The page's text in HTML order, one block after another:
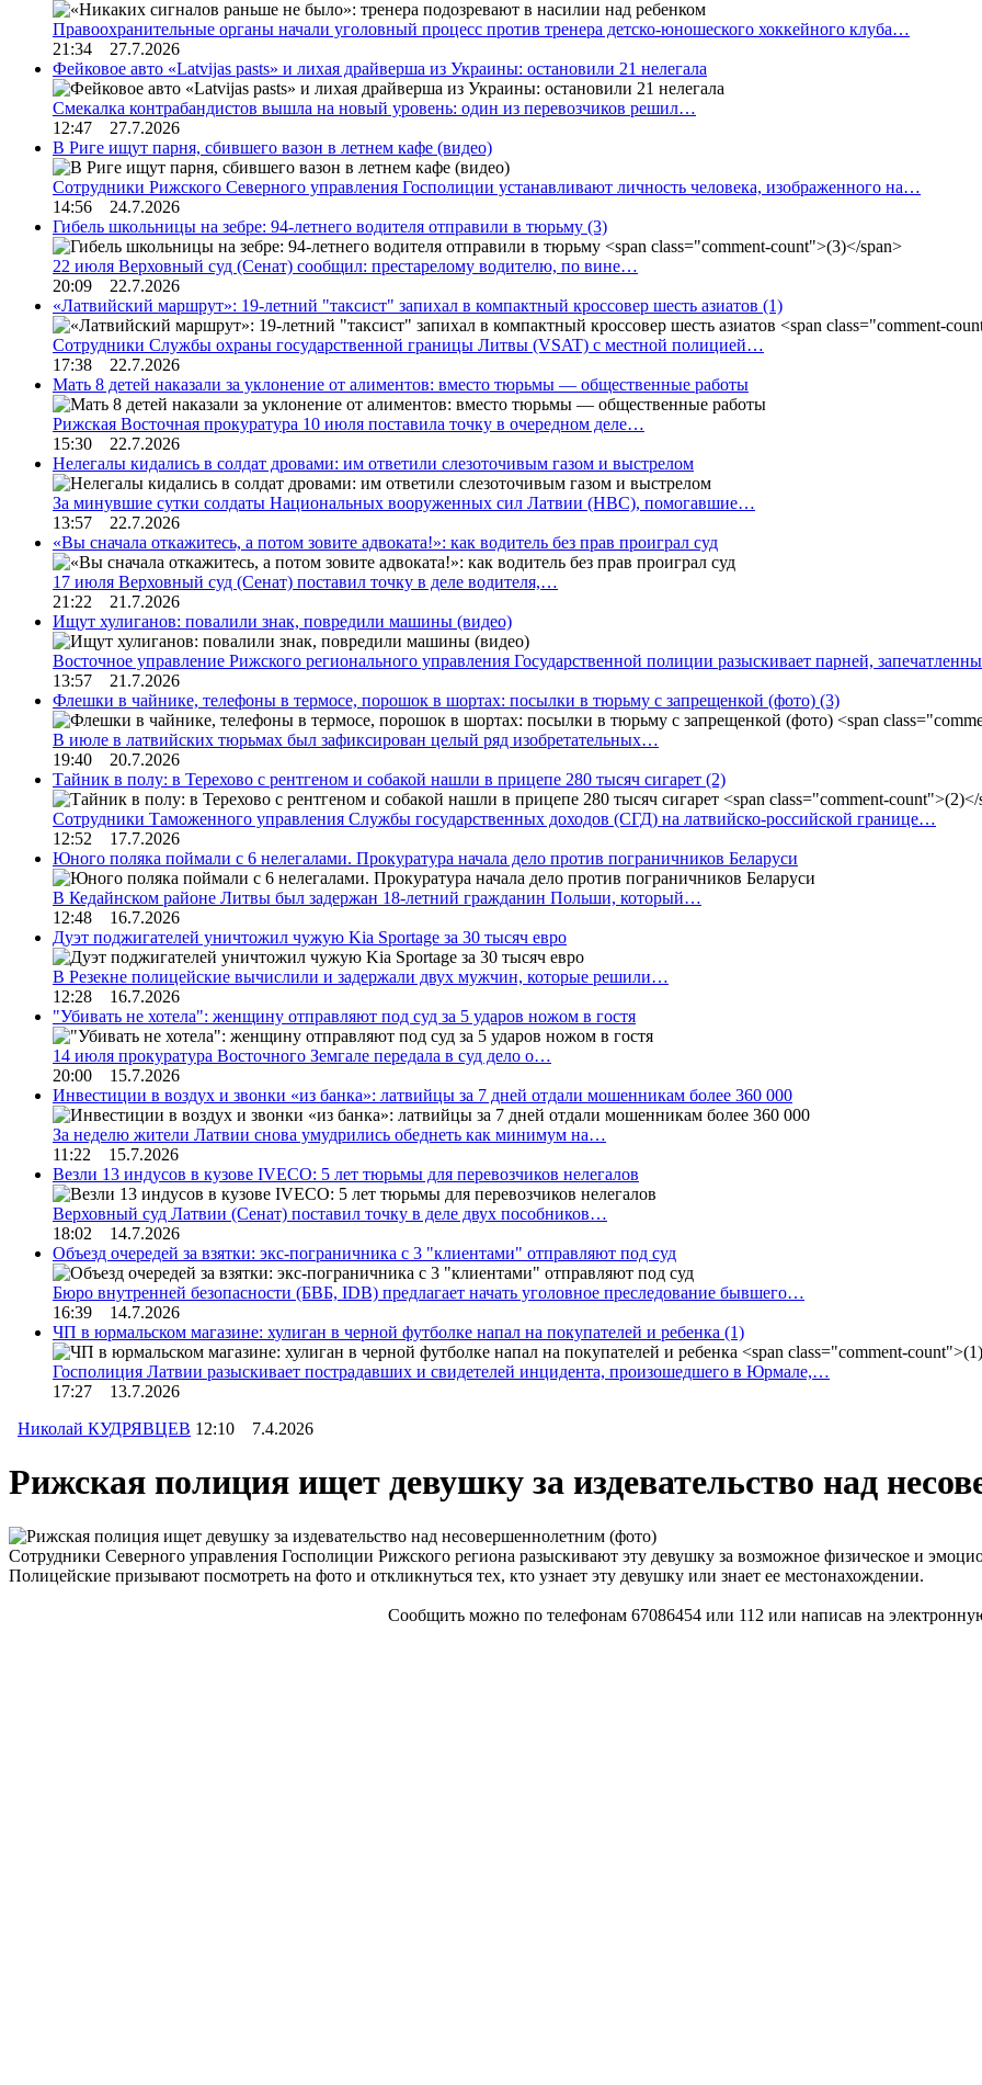
Правоохранительные органы начали уголовный процесс против тренера детско-юношеского хоккейного клуба…
21:34 27.7.2026
Фейковое авто «Latvijas pasts» и лихая драйверша из Украины: остановили 21 нелегала
Смекалка контрабандистов вышла на новый уровень: один из перевозчиков решил…
12:47 27.7.2026
В Риге ищут парня, сбившего вазон в летнем кафе (видео)
Сотрудники Рижского Северного управления Госполиции устанавливают личность человека, изображенного на…
14:56 24.7.2026
Гибель школьницы на зебре: 94-летнего водителя отправили в тюрьму (3)
22 июля Верховный суд (Сенат) сообщил: престарелому водителю, по вине…
20:09 22.7.2026
«Латвийский маршрут»: 19-летний "таксист" запихал в компактный кроссовер шесть азиатов (1)
Сотрудники Службы охраны государственной границы Литвы (VSAT) с местной полицией…
17:38 22.7.2026
Мать 8 детей наказали за уклонение от алиментов: вместо тюрьмы — общественные работы
Рижская Восточная прокуратура 10 июля поставила точку в очередном деле…
15:30 22.7.2026
Нелегалы кидались в солдат дровами: им ответили слезоточивым газом и выстрелом
За минувшие сутки солдаты Национальных вооруженных сил Латвии (НВС), помогавшие…
13:57 22.7.2026
«Вы сначала откажитесь, а потом зовите адвоката!»: как водитель без прав проиграл суд
17 июля Верховный суд (Сенат) поставил точку в деле водителя,…
21:22 21.7.2026
Ищут хулиганов: повалили знак, повредили машины (видео)
Восточное управление Рижского регионального управления Государственной полиции разыскивает парней,
13:57 21.7.2026
Флешки в чайнике, телефоны в термосе, порошок в шортах: посылки в тюрьму с запрещенкой (фото) (3)
В июле в латвийских тюрьмах был зафиксирован целый ряд изобретательных…
19:40 20.7.2026
Тайник в полу: в Терехово с рентгеном и собакой нашли в прицепе 280 тысяч сигарет (2)
Сотрудники Таможенного управления Службы государственных доходов (СГД) на латвийско-российской границе…
12:52 17.7.2026
Юного поляка поймали с 6 нелегалами. Прокуратура начала дело против пограничников Беларуси
В Кедайнском районе Литвы был задержан 18-летний гражданин Польши, который…
12:48 16.7.2026
Дуэт поджигателей уничтожил чужую Kia Sportage за 30 тысяч евро
В Резекне полицейские вычислили и задержали двух мужчин, которые решили…
12:28 16.7.2026
"Убивать не хотела": женщину отправляют под суд за 5 ударов ножом в гостя
14 июля прокуратура Восточного Земгале передала в суд дело о…
20:00 15.7.2026
Инвестиции в воздух и звонки «из банка»: латвийцы за 7 дней отдали мошенникам более 360 000
За неделю жители Латвии снова умудрились обеднеть как минимум на…
11:22 15.7.2026
Везли 13 индусов в кузове IVECO: 5 лет тюрьмы для перевозчиков нелегалов
Верховный суд Латвии (Сенат) поставил точку в деле двух пособников…
18:02 14.7.2026
Объезд очередей за взятки: экс-пограничника с 3 "клиентами" отправляют под суд
Бюро внутренней безопасности (БВБ, IDB) предлагает начать уголовное преследование бывшего…
16:39 14.7.2026
ЧП в юрмальском магазине: хулиган в черной футболке напал на покупателей и ребенка (1)
Госполиция Латвии разыскивает пострадавших и свидетелей инцидента, произошедшего в Юрмале,…
17:27 13.7.2026
Николай КУДРЯВЦЕВ 12:10 7.4.2026
Рижская полиция ищет девушку за издевательство над
Сотрудники Северного управления Госполиции Рижского региона разыскивают эту девушку за возможное физическое и
Полицейские призывают посмотреть на фото и откликнуться тех, кто узнает эту девушку или знает ее местонахождении.
Сообщить можно по телефонам 67086454 или 112 или написав на